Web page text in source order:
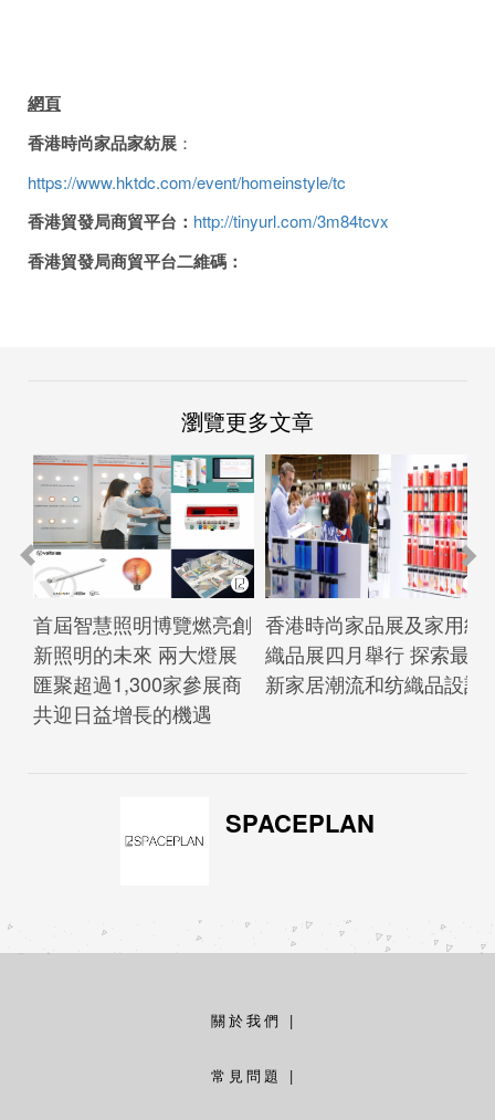
網頁
香港時尚家品家紡展 ：
https://www.hktdc.com/event/homeinstyle/tc
香港貿發局商貿平台 ： http://tinyurl.com/3m84tcvx
香港貿發局商貿平台二維碼：
瀏覽更多文章
首屆智慧照明博覽燃亮創
新照明的未來 兩大燈展
匯聚超過1,300家參展商
共迎日益增長的機遇
香港時尚家品展及家用紡
織品展四月舉行 探索最
新家居潮流和纺織品設計
SPACEPLAN
關於我們 |
常見問題 |